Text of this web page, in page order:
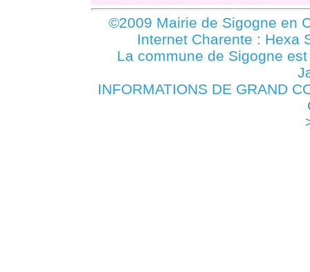
©2009 Mairie de Sigogne en
Internet Charente : Hexa
La commune de Sigogne
INFORMATIONS DE GRAND